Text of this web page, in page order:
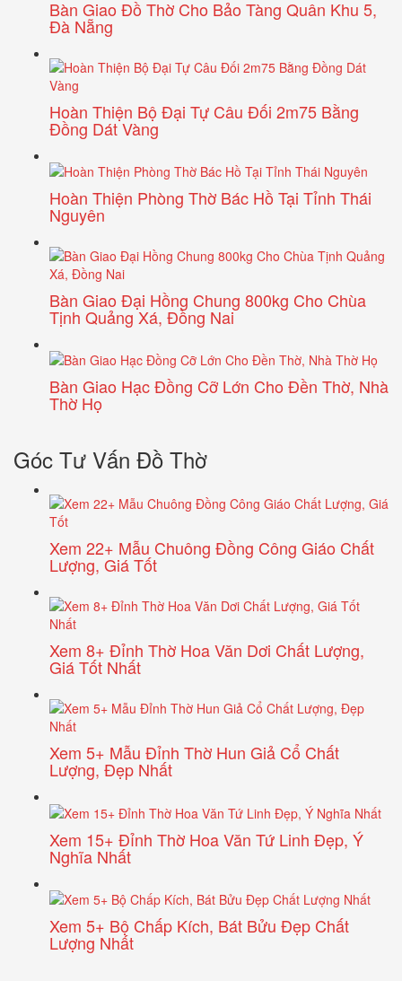
Bàn Giao Đồ Thờ Cho Bảo Tàng Quân Khu 5,
Đà Nẵng
Hoàn Thiện Bộ Đại Tự Câu Đối 2m75 Bằng
Đồng Dát Vàng
Hoàn Thiện Phòng Thờ Bác Hồ Tại Tỉnh Thái
Nguyên
Bàn Giao Đại Hồng Chung 800kg Cho Chùa
Tịnh Quảng Xá, Đồng Nai
Bàn Giao Hạc Đồng Cỡ Lớn Cho Đền Thờ, Nhà
Thờ Họ
Góc Tư Vấn Đồ Thờ
Xem 22+ Mẫu Chuông Đồng Công Giáo Chất
Lượng, Giá Tốt
Xem 8+ Đỉnh Thờ Hoa Văn Dơi Chất Lượng,
Giá Tốt Nhất
Xem 5+ Mẫu Đỉnh Thờ Hun Giả Cổ Chất
Lượng, Đẹp Nhất
Xem 15+ Đỉnh Thờ Hoa Văn Tứ Linh Đẹp, Ý
Nghĩa Nhất
Xem 5+ Bộ Chấp Kích, Bát Bửu Đẹp Chất
Lượng Nhất